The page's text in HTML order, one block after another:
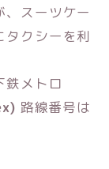
、スーツケー
タクシーを利
鉄メトロ
路線番号は